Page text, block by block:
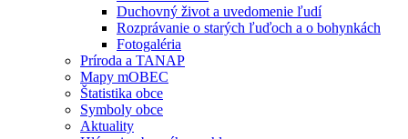
Duchovný život a uvedomenie ľudí
Rozprávanie o starých ľuďoch a o bohynkách
Fotogaléria
Príroda a TANAP
Mapy mOBEC
Štatistika obce
Symboly obce
Aktuality